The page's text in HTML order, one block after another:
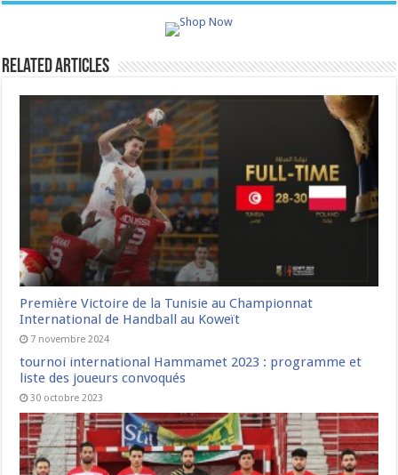
Related Articles
Première Victoire de la Tunisie au Championnat
International de Handball au Koweït
7 novembre 2024
tournoi international Hammamet 2023 : programme et
liste des joueurs convoqués
30 octobre 2023